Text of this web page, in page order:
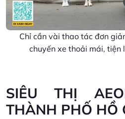
Chỉ cần vài thao tác đơn
chuyến xe thoải mái, tiện
SIÊU THỊ
THÀNH PHỐ HỒ